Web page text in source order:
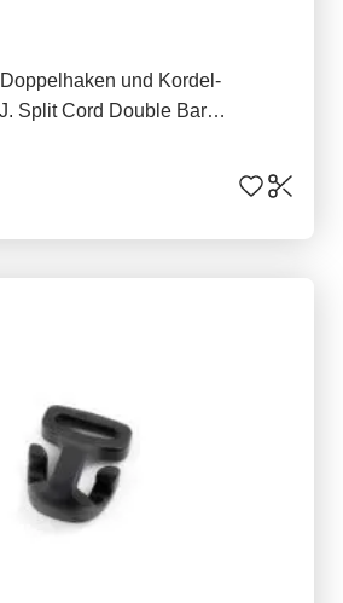
und Kordel-
Split Cord Double Bar